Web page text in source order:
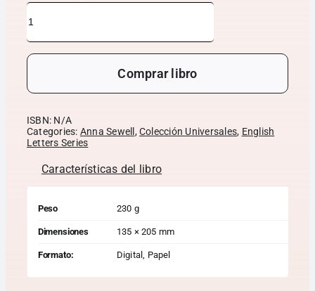
Comprar libro
ISBN: N/A
Categories: Anna Sewell ,Colección Universales, English
Letters Series
Características del libro
Peso 230 g
Dimensiones 135 × 205 mm
Formato: Digital, Papel